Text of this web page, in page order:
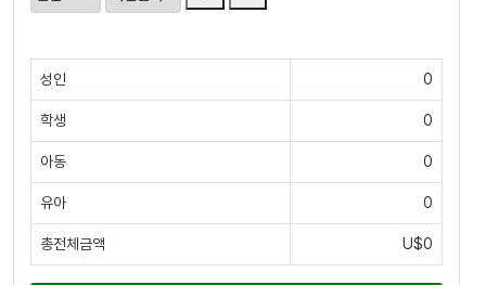
성인 0
학생 0
아동 0
유아 0
총전체금액 U$0